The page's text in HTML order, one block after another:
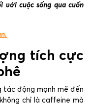
với cuộc sống qua cuốn
tích cực
tác động mạnh mẽ đến
chỉ là caffeine mà